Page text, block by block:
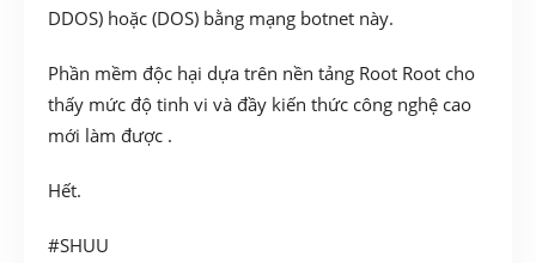
DDOS) hoặc (DOS) bằng mạng botnet này.
Phần mềm độc hại dựa trên nền tảng Root Root cho
thấy mức độ tinh vi và đầy kiến thức công nghệ cao
mới làm được .
Hết.
#SHUU